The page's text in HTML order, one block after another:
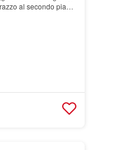
al secondo piano